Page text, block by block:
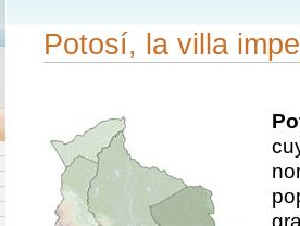
Potosí, la villa